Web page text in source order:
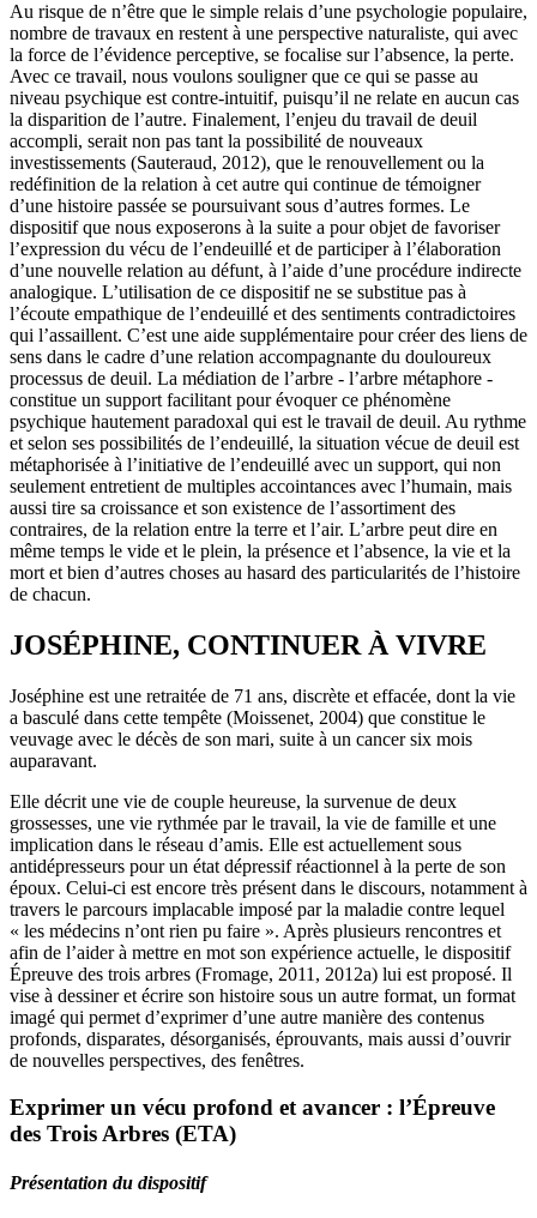
Au risque de n’être que le simple relais d’une psychologie populaire,
nombre de travaux en restent à une perspective naturaliste, qui avec
la force de l’évidence perceptive, se focalise sur l’absence, la perte.
Avec ce travail, nous voulons souligner que ce qui se passe au
niveau psychique est contre-intuitif, puisqu’il ne relate en aucun cas
la disparition de l’autre. Finalement, l’enjeu du travail de deuil
accompli, serait non pas tant la possibilité de nouveaux
investissements (Sauteraud, 2012), que le renouvellement ou la
redéfinition de la relation à cet autre qui continue de témoigner
d’une histoire passée se poursuivant sous d’autres formes. Le
dispositif que nous exposerons à la suite a pour objet de favoriser
l’expression du vécu de l’endeuillé et de participer à l’élaboration
d’une nouvelle relation au défunt, à l’aide d’une procédure indirecte
analogique. L’utilisation de ce dispositif ne se substitue pas à
l’écoute empathique de l’endeuillé et des sentiments contradictoires
qui l’assaillent. C’est une aide supplémentaire pour créer des liens de
sens dans le cadre d’une relation accompagnante du douloureux
processus de deuil. La médiation de l’arbre - l’arbre métaphore -
constitue un support facilitant pour évoquer ce phénomène
psychique hautement paradoxal qui est le travail de deuil. Au rythme
et selon ses possibilités de l’endeuillé, la situation vécue de deuil est
métaphorisée à l’initiative de l’endeuillé avec un support, qui non
seulement entretient de multiples accointances avec l’humain, mais
aussi tire sa croissance et son existence de l’assortiment des
contraires, de la relation entre la terre et l’air. L’arbre peut dire en
même temps le vide et le plein, la présence et l’absence, la vie et la
mort et bien d’autres choses au hasard des particularités de l’histoire
de chacun.
JOSÉPHINE, CONTINUER À VIVRE
Joséphine est une retraitée de 71 ans, discrète et effacée, dont la vie
a basculé dans cette tempête (Moissenet, 2004) que constitue le
veuvage avec le décès de son mari, suite à un cancer six mois
auparavant.
Elle décrit une vie de couple heureuse, la survenue de deux
grossesses, une vie rythmée par le travail, la vie de famille et une
implication dans le réseau d’amis. Elle est actuellement sous
antidépresseurs pour un état dépressif réactionnel à la perte de son
époux. Celui-ci est encore très présent dans le discours, notamment à
travers le parcours implacable imposé par la maladie contre lequel
« les médecins n’ont rien pu faire ». Après plusieurs rencontres et
afin de l’aider à mettre en mot son expérience actuelle, le dispositif
Épreuve des trois arbres (Fromage, 2011, 2012a) lui est proposé. Il
vise à dessiner et écrire son histoire sous un autre format, un format
imagé qui permet d’exprimer d’une autre manière des contenus
profonds, disparates, désorganisés, éprouvants, mais aussi d’ouvrir
de nouvelles perspectives, des fenêtres.
Exprimer un vécu profond et avancer : l’Épreuve
des Trois Arbres (ETA)
Présentation du dispositif